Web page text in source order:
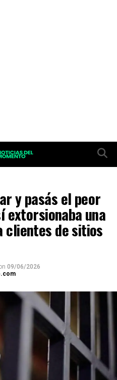
y pasás el peor
extorsionaba una
clientes de sitios
09/06/2026